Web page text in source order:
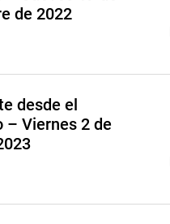
de 2022
desde el
– Viernes 2 de